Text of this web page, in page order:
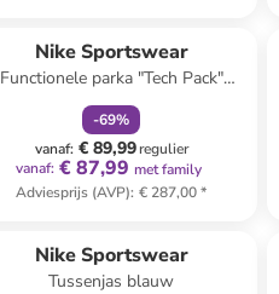
Nike Sportswear
Functionele parka "Tech Pack"
lichtbruin
-69%
vanaf: € 89,99regulier
vanaf: € 87,99 met family
Adviesprijs (AVP): € 287,00*
Nike Sportswear
Tussenjas blauw